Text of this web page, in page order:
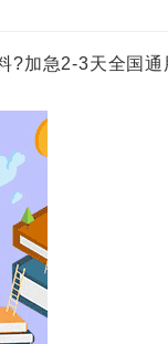
?加急2-3天全国